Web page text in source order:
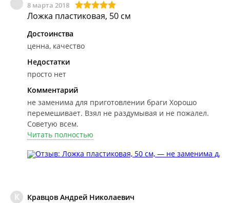
8 марта 2018
Ложка пластиковая, 50 см
Достоинства
ценна, качество
Недостатки
просто нет
Комментарий
не заменима для приготовлении браги Хорошо
перемешивает. Взял не раздумывая и не пожалел.
Советую всем.
Читать полностью
К Кравцов Андрей Николаевич